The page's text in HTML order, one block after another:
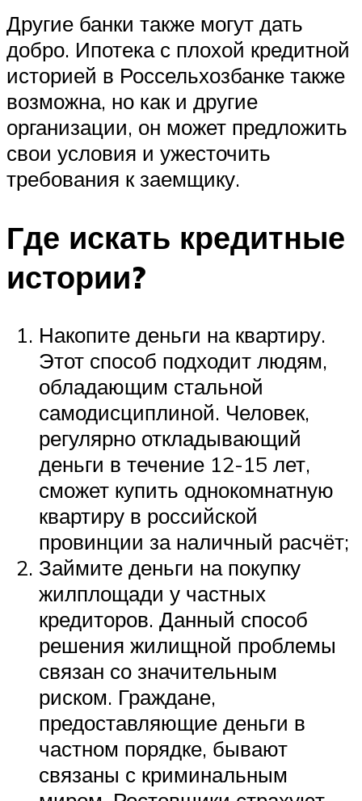
Другие банки также могут дать
добро. Ипотека с плохой кредитной
историей в Россельхозбанке также
возможна, но как и другие
организации, он может предложить
свои условия и ужесточить
требования к заемщику.
Где искать кредитные
истории?
Накопите деньги на квартиру.
Этот способ подходит людям,
обладающим стальной
самодисциплиной. Человек,
регулярно откладывающий
деньги в течение 12-15 лет,
сможет купить однокомнатную
квартиру в российской
провинции за наличный расчёт;
Займите деньги на покупку
жилплощади у частных
кредиторов. Данный способ
решения жилищной проблемы
связан со значительным
риском. Граждане,
предоставляющие деньги в
частном порядке, бывают
связаны с криминальным